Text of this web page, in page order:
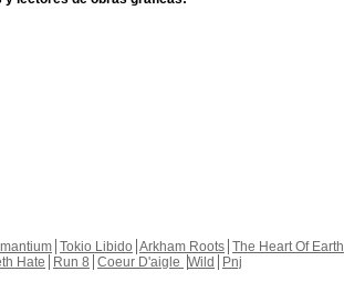
Tokio Libido Arkham Roots The Heart Of Earth
Hate Run 8 Coeur D'aigle Wild
Pnj